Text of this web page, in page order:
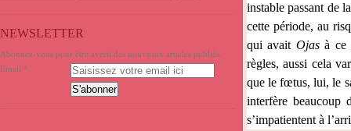
NEWSLETTER
Abonnez-vous pour être averti des nouveaux articles publiés.
Email
instable passant de
cette période, au
qui avait Ojasà ce
règles, aussi cela
que le fœtus, lui, le
interfère beaucoup
s’impatientent à